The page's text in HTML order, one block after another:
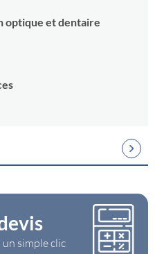
optique et dentaire
simple clic